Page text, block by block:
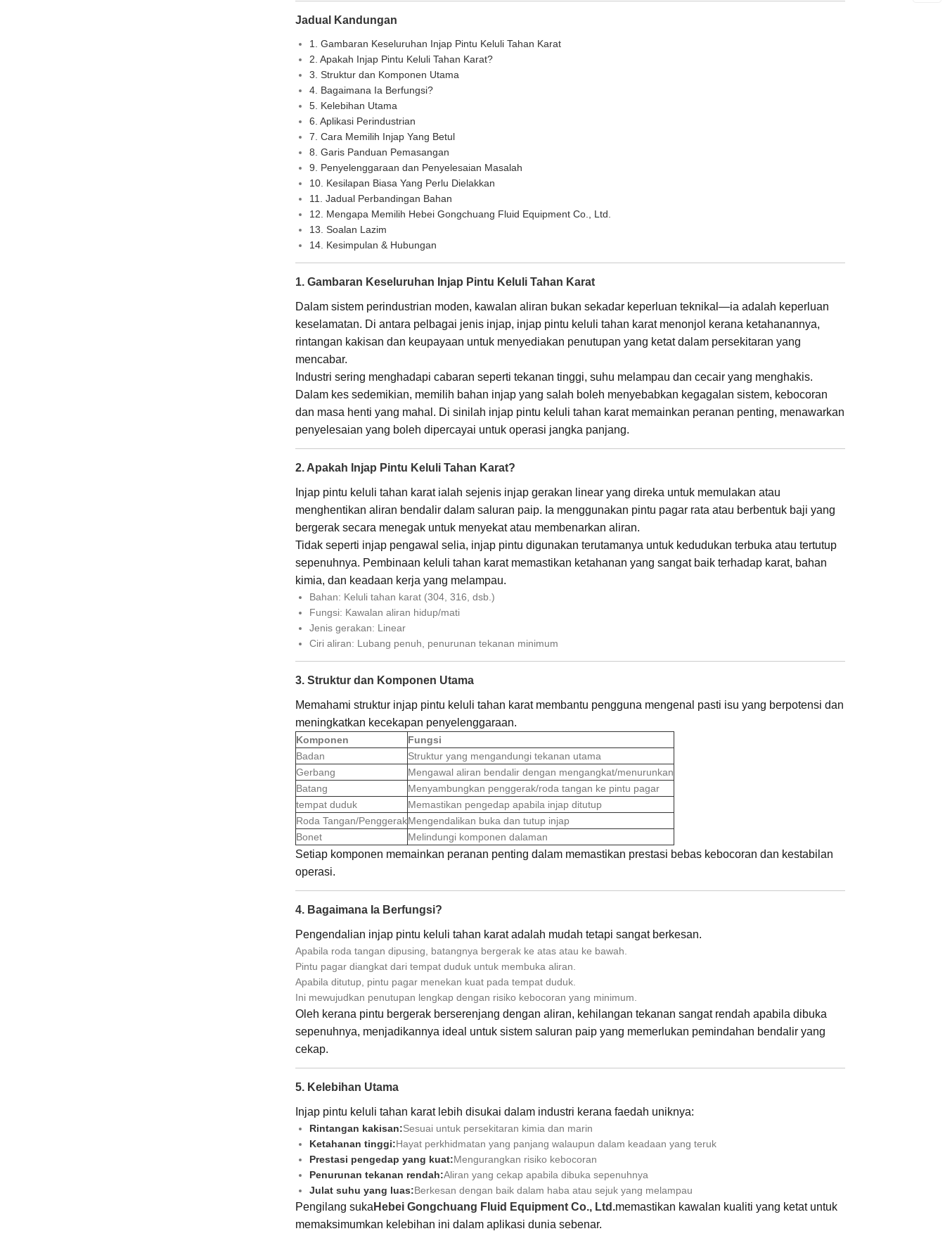
Jadual Kandungan
1. Gambaran Keseluruhan Injap Pintu Keluli Tahan Karat
2. Apakah Injap Pintu Keluli Tahan Karat?
3. Struktur dan Komponen Utama
4. Bagaimana Ia Berfungsi?
5. Kelebihan Utama
6. Aplikasi Perindustrian
7. Cara Memilih Injap Yang Betul
8. Garis Panduan Pemasangan
9. Penyelenggaraan dan Penyelesaian Masalah
10. Kesilapan Biasa Yang Perlu Dielakkan
11. Jadual Perbandingan Bahan
12. Mengapa Memilih Hebei Gongchuang Fluid Equipment Co., Ltd.
13. Soalan Lazim
14. Kesimpulan & Hubungan
1. Gambaran Keseluruhan Injap Pintu Keluli Tahan Karat
Dalam sistem perindustrian moden, kawalan aliran bukan sekadar keperluan teknikal—ia adalah keperluan
keselamatan. Di antara pelbagai jenis injap, injap pintu keluli tahan karat menonjol kerana ketahanannya,
rintangan kakisan dan keupayaan untuk menyediakan penutupan yang ketat dalam persekitaran yang
mencabar.
Industri sering menghadapi cabaran seperti tekanan tinggi, suhu melampau dan cecair yang menghakis.
Dalam kes sedemikian, memilih bahan injap yang salah boleh menyebabkan kegagalan sistem, kebocoran
dan masa henti yang mahal. Di sinilah injap pintu keluli tahan karat memainkan peranan penting, menawarkan
penyelesaian yang boleh dipercayai untuk operasi jangka panjang.
2. Apakah Injap Pintu Keluli Tahan Karat?
Injap pintu keluli tahan karat ialah sejenis injap gerakan linear yang direka untuk memulakan atau
menghentikan aliran bendalir dalam saluran paip. Ia menggunakan pintu pagar rata atau berbentuk baji yang
bergerak secara menegak untuk menyekat atau membenarkan aliran.
Tidak seperti injap pengawal selia, injap pintu digunakan terutamanya untuk kedudukan terbuka atau tertutup
sepenuhnya. Pembinaan keluli tahan karat memastikan ketahanan yang sangat baik terhadap karat, bahan
kimia, dan keadaan kerja yang melampau.
Bahan: Keluli tahan karat (304, 316, dsb.)
Fungsi: Kawalan aliran hidup/mati
Jenis gerakan: Linear
Ciri aliran: Lubang penuh, penurunan tekanan minimum
3. Struktur dan Komponen Utama
Memahami struktur injap pintu keluli tahan karat membantu pengguna mengenal pasti isu yang berpotensi dan
meningkatkan kecekapan penyelenggaraan.
Komponen
Fungsi
Badan
Struktur yang mengandungi tekanan utama
Gerbang
Mengawal aliran bendalir dengan mengangkat/menurunkan
Batang
Menyambungkan penggerak/roda tangan ke pintu pagar
tempat duduk
Memastikan pengedap apabila injap ditutup
Roda Tangan/PenggerakMengendalikan buka dan tutup injap
Bonet
Melindungi komponen dalaman
Setiap komponen memainkan peranan penting dalam memastikan prestasi bebas kebocoran dan kestabilan
operasi.
4. Bagaimana Ia Berfungsi?
Pengendalian injap pintu keluli tahan karat adalah mudah tetapi sangat berkesan.
Apabila roda tangan dipusing, batangnya bergerak ke atas atau ke bawah.
Pintu pagar diangkat dari tempat duduk untuk membuka aliran.
Apabila ditutup, pintu pagar menekan kuat pada tempat duduk.
Ini mewujudkan penutupan lengkap dengan risiko kebocoran yang minimum.
Oleh kerana pintu bergerak berserenjang dengan aliran, kehilangan tekanan sangat rendah apabila dibuka
sepenuhnya, menjadikannya ideal untuk sistem saluran paip yang memerlukan pemindahan bendalir yang
cekap.
5. Kelebihan Utama
Injap pintu keluli tahan karat lebih disukai dalam industri kerana faedah uniknya:
Rintangan kakisan:Sesuai untuk persekitaran kimia dan marin
Ketahanan tinggi:Hayat perkhidmatan yang panjang walaupun dalam keadaan yang teruk
Prestasi pengedap yang kuat:Mengurangkan risiko kebocoran
Penurunan tekanan rendah:Aliran yang cekap apabila dibuka sepenuhnya
Julat suhu yang luas:Berkesan dengan baik dalam haba atau sejuk yang melampau
Pengilang suka Hebei Gongchuang Fluid Equipment Co., Ltd.memastikan kawalan kualiti yang ketat untuk
memaksimumkan kelebihan ini dalam aplikasi dunia sebenar.